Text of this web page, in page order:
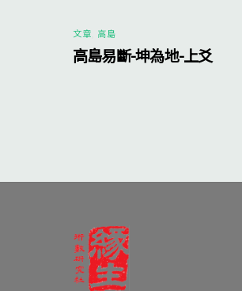
文章 高島
高島易斷-坤為地-上爻